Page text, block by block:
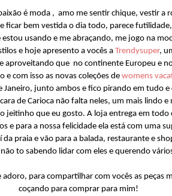
é moda , amo me sentir chique, vestir a
ficar bem vestida o dia todo, parece
usando e me abraçando, me jogo na
e hoje apresento a vocês a Trendysuper,
aproveitando que no continente Europeu e
com isso as novas coleções de womens
junto ambos e fico pirando em tudo e
de Carioca não falta neles, um mais lindo
jeitinho que eu gosto. A loja entrega em
e para a nossa felicidade ela está com uma
da praia e vão para a balada, restaurante e
to sabendo lidar com eles e querendo
para compartilhar com vocês as peças
coçando para comprar para mim!